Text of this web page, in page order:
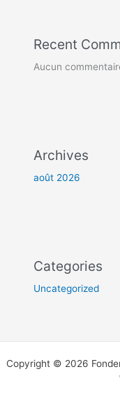
Recent
Aucun
Archives
août 2026
Categories
Uncategorized
Copyright © 2026